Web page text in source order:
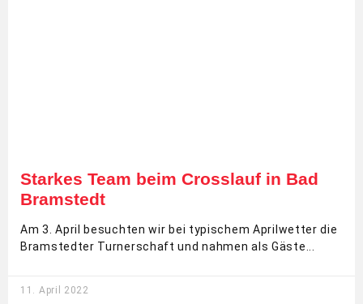
Starkes Team beim Crosslauf in Bad
Bramstedt
Am 3. April besuchten wir bei typischem Aprilwetter die
Bramstedter Turnerschaft und nahmen als Gäste
11. April 2022